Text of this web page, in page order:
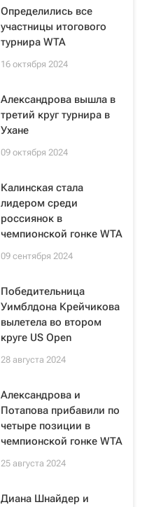
Определились все
участницы итогового
турнира WTA
16 октября 2024
Александрова вышла в
третий круг турнира в
Ухане
09 октября 2024
Калинская стала
лидером среди
россиянок в
чемпионской гонке WTA
09 сентября 2024
Победительница
Уимблдона Крейчикова
вылетела во втором
круге US Open
28 августа 2024
Александрова и
Потапова прибавили по
четыре позиции в
чемпионской гонке WTA
25 августа 2024
Диана Шнайдер и